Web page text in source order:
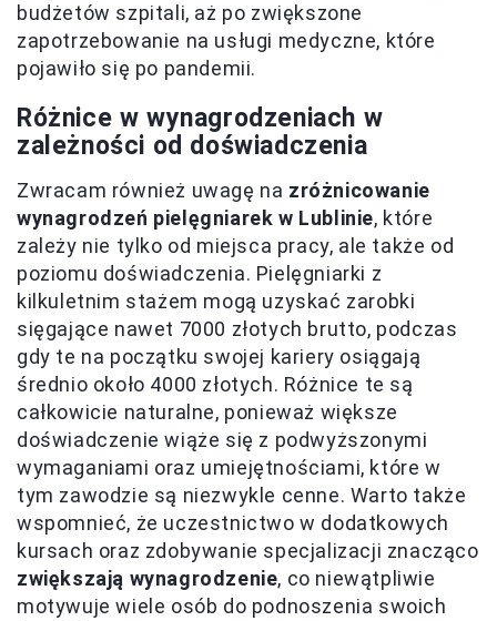
budżetów szpitali, aż po zwiększone
zapotrzebowanie na usługi medyczne, które
pojawiło się po pandemii.
Różnice w wynagrodzeniach w
zależności od doświadczenia
Zwracam również uwagę na zróżnicowanie
wynagrodzeń pielęgniarek w Lublinie, które
zależy nie tylko od miejsca pracy, ale także od
poziomu doświadczenia. Pielęgniarki z
kilkuletnim stażem mogą uzyskać zarobki
sięgające nawet 7000 złotych brutto, podczas
gdy te na początku swojej kariery osiągają
średnio około 4000 złotych. Różnice te są
całkowicie naturalne, ponieważ większe
doświadczenie wiąże się z podwyższonymi
wymaganiami oraz umiejętnościami, które w
tym zawodzie są niezwykle cenne. Warto także
wspomnieć, że uczestnictwo w dodatkowych
kursach oraz zdobywanie specjalizacji znacząco
zwiększają wynagrodzenie, co niewątpliwie
motywuje wiele osób do podnoszenia swoich